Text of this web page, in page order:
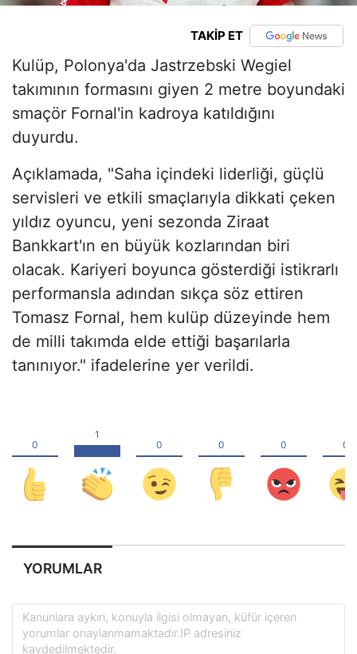
TAKİP ET
Kulüp, Polonya'da Jastrzebski Wegiel
takımının formasını giyen 2 metre boyundaki
smaçör Fornal'in kadroya katıldığını
duyurdu.
Açıklamada, "Saha içindeki liderliği, güçlü
servisleri ve etkili smaçlarıyla dikkati çeken
yıldız oyuncu, yeni sezonda Ziraat
Bankkart'ın en büyük kozlarından biri
olacak. Kariyeri boyunca gösterdiği istikrarlı
performansla adından sıkça söz ettiren
Tomasz Fornal, hem kulüp düzeyinde hem
de milli takımda elde ettiği başarılarla
tanınıyor." ifadelerine yer verildi.
YORUMLAR